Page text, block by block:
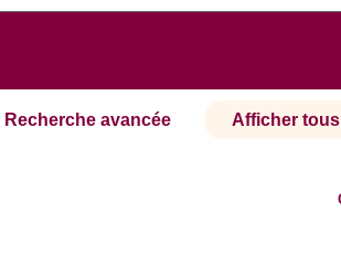
Recherche avancée Afficher